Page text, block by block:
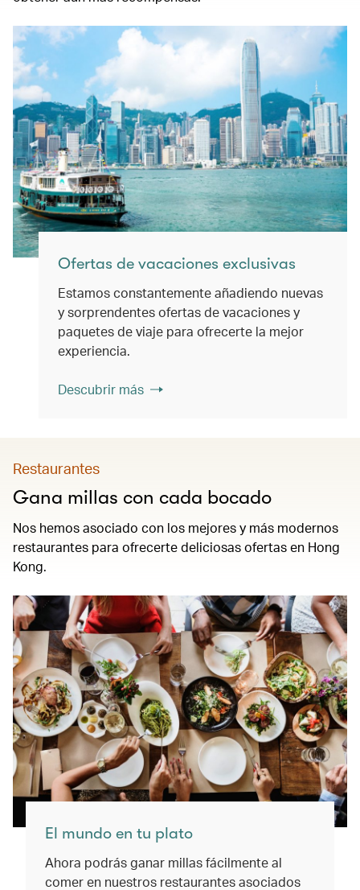
Ofertas de vacaciones exclusivas
Estamos constantemente añadiendo nuevas
y sorprendentes ofertas de vacaciones y
paquetes de viaje para ofrecerte la mejor
experiencia.
Descubrir más
Restaurantes
Gana millas con cada bocado
Nos hemos asociado con los mejores y más modernos
restaurantes para ofrecerte deliciosas ofertas en Hong
Kong.
El mundo en tu plato
Ahora podrás ganar millas fácilmente al
comer en nuestros restaurantes asociados